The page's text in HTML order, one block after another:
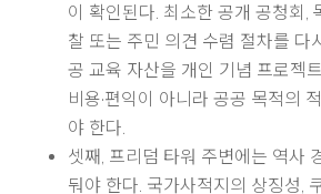
이 확인된다. 최소한 공개 공청회,
찰 또는 주민 의견 수렴 절차를 다
공 교육 자산을 개인 기념 프로젝
비용·편익이 아니라 공공 목적의
야 한다.
셋째, 프리덤 타워 주변에는 역사
둬야 한다. 국가사적지의 상징성,